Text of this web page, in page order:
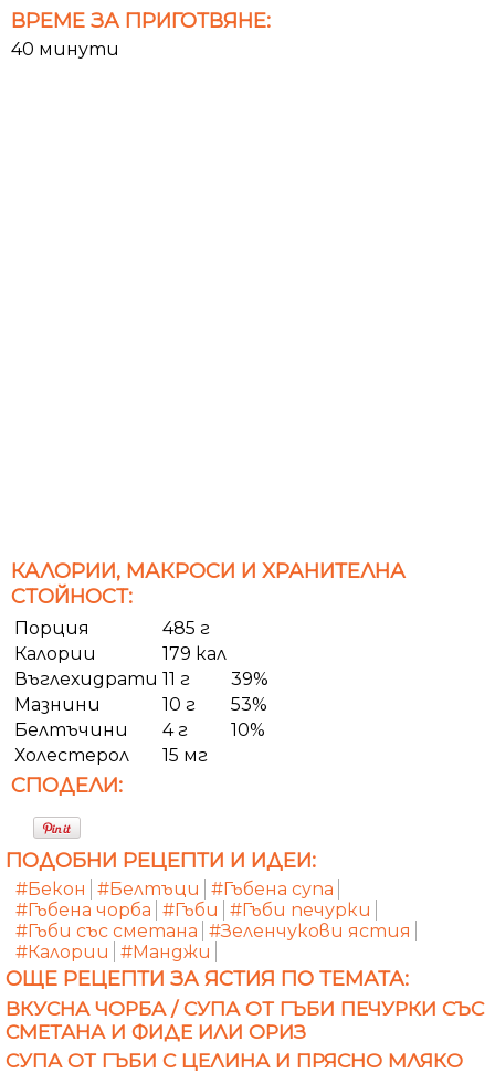
ВРЕМЕ ЗА ПРИГОТВЯНЕ:
40 минути
КАЛОРИИ, МАКРОСИ И ХРАНИТЕЛНА
СТОЙНОСТ:
Порция
485 г
Калории
179 кал
Въглехидрати 11 г
39%
Мазнини
10 г
53%
Белтъчини
4 г
10%
Холестерол
15 мг
СПОДЕЛИ:
ПОДОБНИ РЕЦЕПТИ И ИДЕИ:
#Бекон #Белтъци
#Гъбена супа
#Гъбена чорба #Гъби
#Гъби печурки
#Гъби със сметана #Зеленчукови ястия
#Калории
#Манджи
ОЩЕ РЕЦЕПТИ ЗА ЯСТИЯ ПО ТЕМАТА:
ВКУСНА ЧОРБА / СУПА ОТ ГЪБИ ПЕЧУРКИ СЪС
СМЕТАНА И ФИДЕ ИЛИ ОРИЗ
СУПА ОТ ГЪБИ С ЦЕЛИНА И ПРЯСНО МЛЯКО